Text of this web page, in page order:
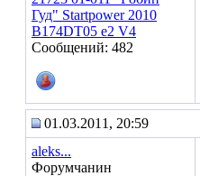
Гуд" Startpower 2010
B174DT05 e2 V4
Сообщений: 482
01.03.2011, 20:59
aleks...
Форумчанин